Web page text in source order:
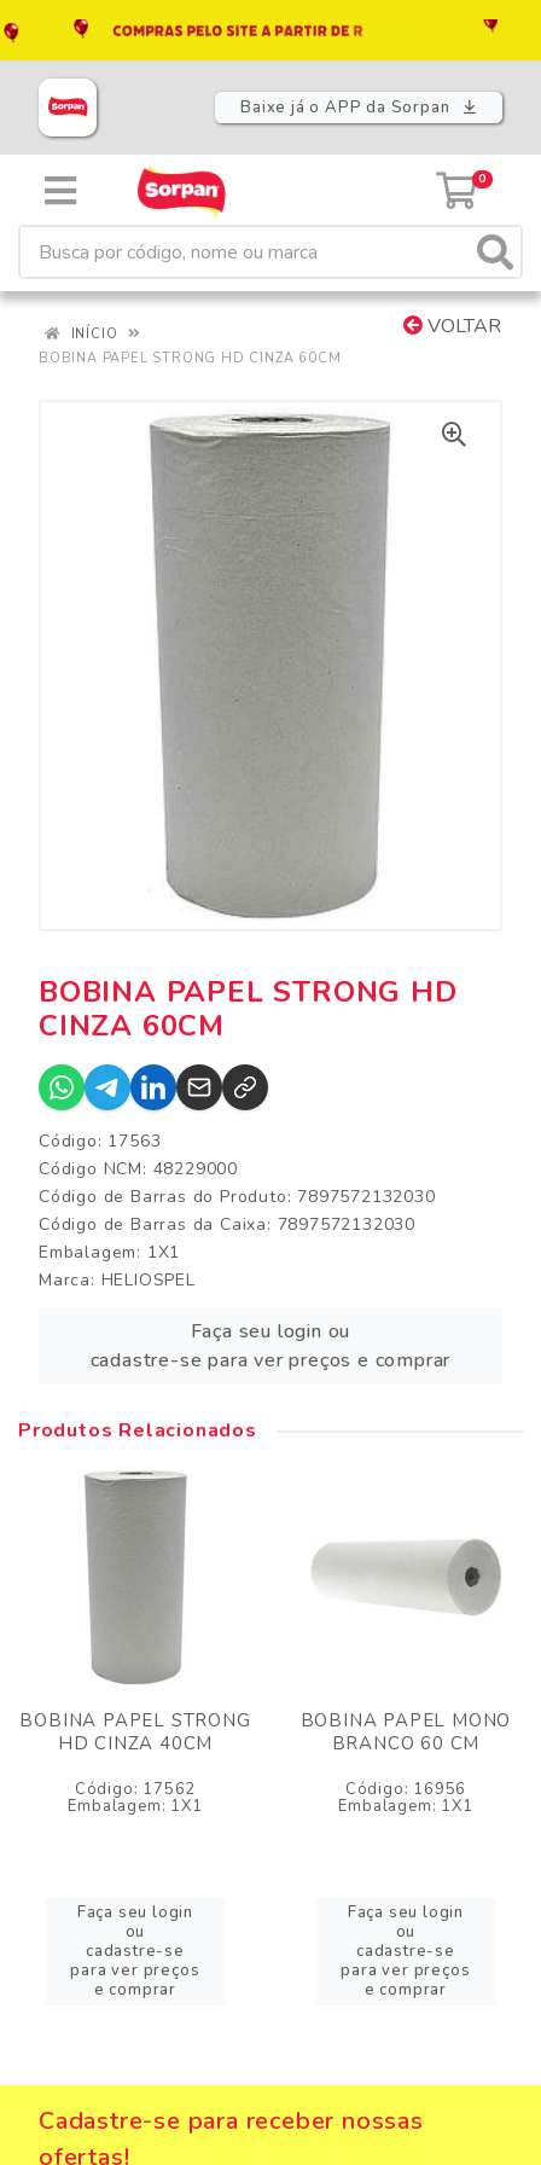
Baixe já o APP da Sorpan
0
VOLTAR
INÍCIO
BOBINA PAPEL STRONG HD CINZA 60CM
BOBINA PAPEL STRONG HD
CINZA 60CM
Código: 17563
Código NCM: 48229000
Código de Barras do Produto: 7897572132030
Código de Barras da Caixa: 7897572132030
Embalagem: 1X1
Marca: HELIOSPEL
Faça seu login ou
cadastre-se para ver preços e comprar
Produtos Relacionados
BOBINA PAPEL STRONG
HD CINZA 40CM
Código: 17562
Embalagem: 1X1
Faça seu login
ou
cadastre-se
para ver preços
e comprar
BOBINA PAPEL MONO
BRANCO 60 CM
Código: 16956
Embalagem: 1X1
Faça seu login
ou
cadastre-se
para ver preços
e comprar
Cadastre-se para receber nossas
ofertas!